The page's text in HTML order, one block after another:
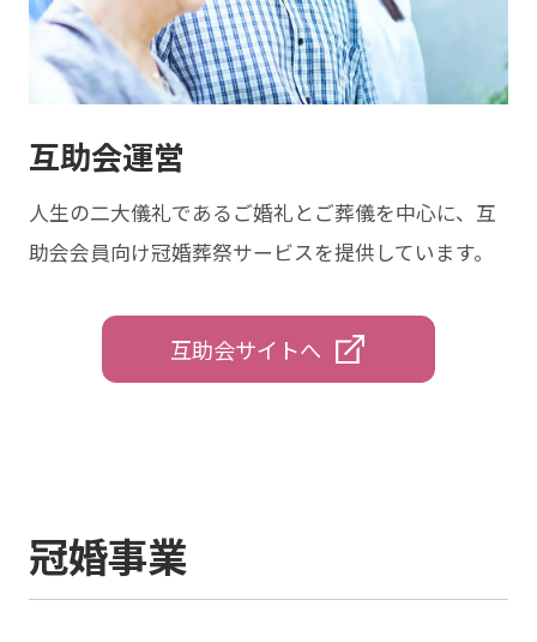
互助会運営
人生の二大儀礼であるご婚礼とご葬儀を中心に、互
助会会員向け冠婚葬祭サービスを提供しています。
互助会サイトへ
冠婚事業